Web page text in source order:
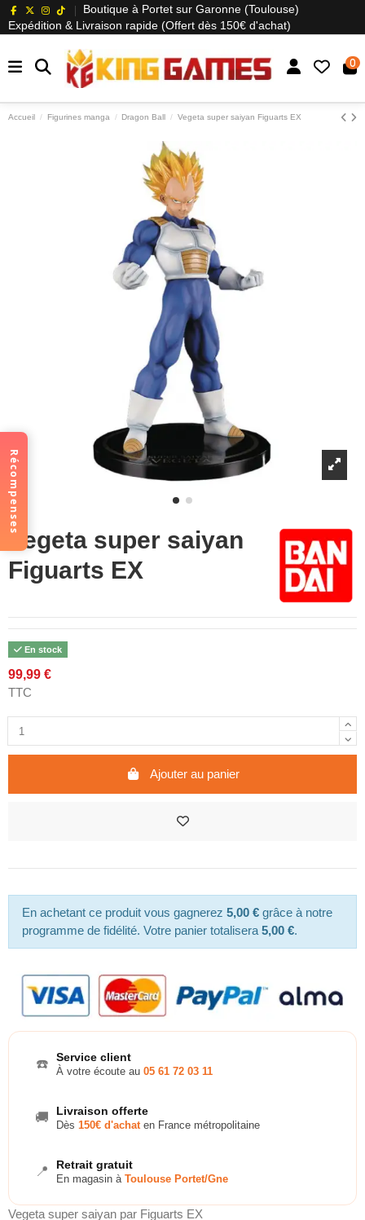
Boutique à Portet sur Garonne (Toulouse)
Expédition & Livraison rapide (Offert dès 150€ d'achat)
0
Accueil Figurines manga Dragon Ball Vegeta super saiyan Figuarts EX
Vegeta super saiyan
Figuarts EX
En stock
99,99 €
TTC
Ajouter au panier
En achetant ce produit vous gagnerez 5,00 € grâce à notre
programme de fidélité. Votre panier totalisera 5,00 €.
☎️ Service client
À votre écoute au 05 61 72 03 11
🚚 Livraison offerte
Dès 150€ d'achaten France métropolitaine
📍 Retrait gratuit
En magasin à Toulouse Portet/Gne
Vegeta super saiyan par Figuarts EX
Récompenses